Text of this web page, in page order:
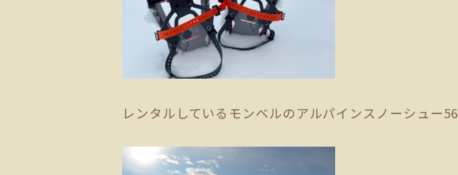
レンタルしているモンベルのアルパインスノーシュー56